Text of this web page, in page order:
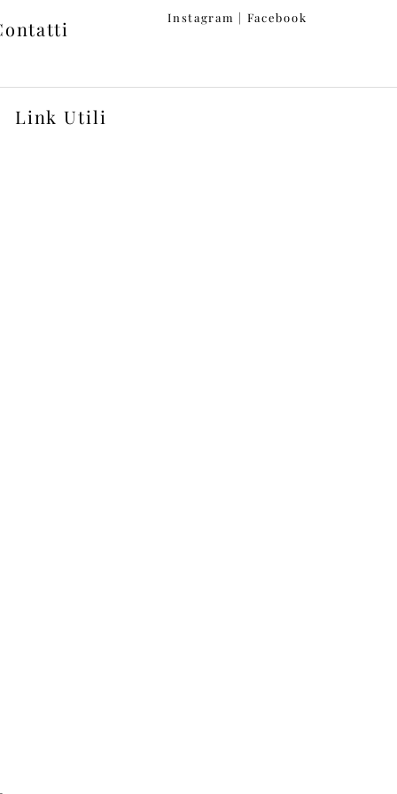
Instagram | Facebook
Link Utili